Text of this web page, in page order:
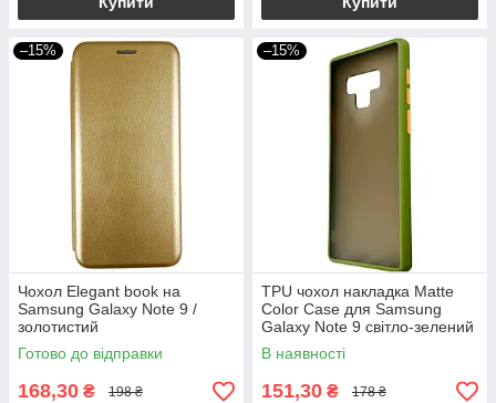
–15%
Чохол Elegant book на
Samsung Galaxy Note 9 /
золотистий
Готово до відправки
168,30 ₴ 198 ₴
–15%
TPU чохол накладка Matte
Color Case для Samsung
Galaxy Note 9 світло-зелений
В наявності
151,30 ₴ 178 ₴